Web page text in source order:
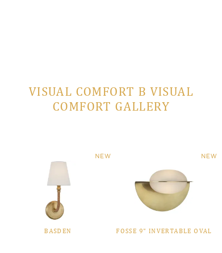
VISUAL COMFORT В VISUAL
COMFORT GALLERY
NEW
BASDEN
NEW
FOSSE 9" INVERTABLE OVAL